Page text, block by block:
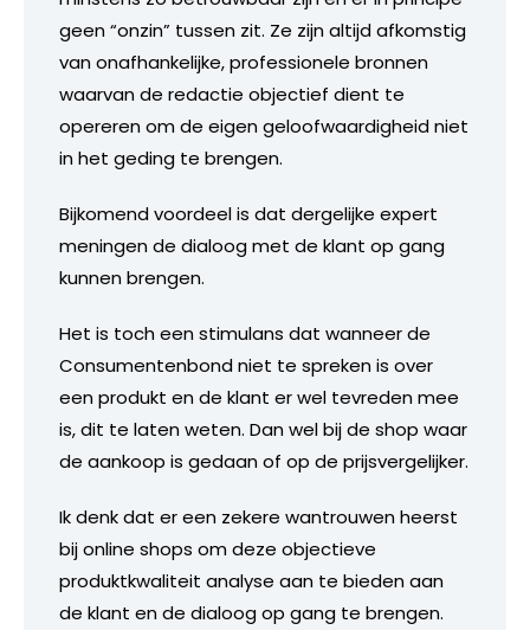
geen “onzin” tussen zit. Ze zijn altijd afkomstig
van onafhankelijke, professionele bronnen
waarvan de redactie objectief dient te
opereren om de eigen geloofwaardigheid niet
in het geding te brengen.
Bijkomend voordeel is dat dergelijke expert
meningen de dialoog met de klant op gang
kunnen brengen.
Het is toch een stimulans dat wanneer de
Consumentenbond niet te spreken is over
een produkt en de klant er wel tevreden mee
is, dit te laten weten. Dan wel bij de shop waar
de aankoop is gedaan of op de prijsvergelijker.
Ik denk dat er een zekere wantrouwen heerst
bij online shops om deze objectieve
produktkwaliteit analyse aan te bieden aan
de klant en de dialoog op gang te brengen.